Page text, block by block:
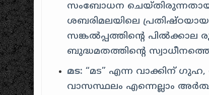
സംബോധന ചെയ്തിരുന്നതായി
ശബരിമലയിലെ
സങ്കൽപ്പത്തിന്റെ പിൽക്കാല
ബുദ്ധമതത്തിന്റെ
മട: “മട” എന്ന വാക്കിന്
വാസസ്ഥലം എന്നെല്ലാം